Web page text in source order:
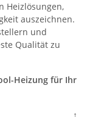
Heizlösungen,
auszeichnen.
und
Qualität zu
Heizung für Ihr